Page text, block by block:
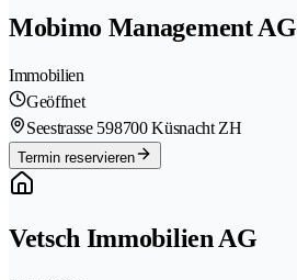
Mobimo Management AG
Immobilien
Geöffnet
Seestrasse 598700 Küsnacht ZH
Termin reservieren
Vetsch Immobilien AG